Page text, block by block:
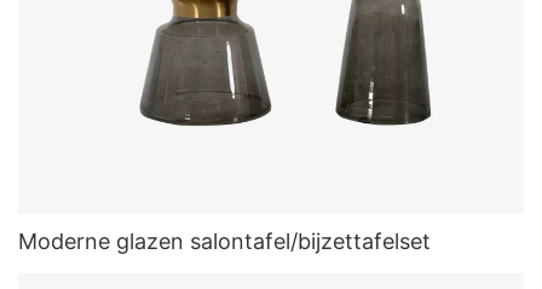
Moderne glazen salontafel/bijzettafelset